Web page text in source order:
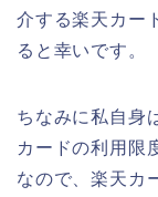
介する楽天カー
ると幸いです。
ちなみに私自身
カードの利用限
なので、楽天カ